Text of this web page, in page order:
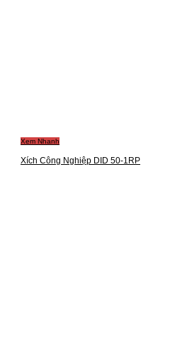
Xem Nhanh
Xích Công Nghiệp DID 50-1RP